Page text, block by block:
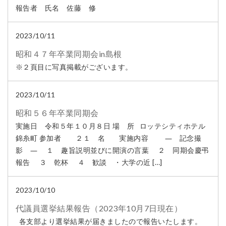
報告者 氏名 佐藤 修
2023/10/11
昭和４７年卒業同期会in島根
※２頁目に写真掲載がございます。
2023/10/11
昭和５６年卒業同期会
実施日 令和５年１０月８日 場 所 ロッテシティホテル
錦糸町 参加者 ２１ 名 実施内容 ― 記念撮
影 ― １ 趣旨説明並びに開演の言葉 ２ 同期会慶弔
報告 ３ 乾杯 ４ 歓談 ・大学の近 […]
2023/10/10
代議員選挙結果報告（2023年10月7日現在）
各支部より選挙結果が届きましたので報告いたします。